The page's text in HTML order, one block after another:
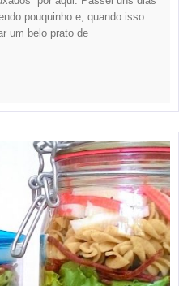
pouquinho e, quando isso
um belo prato de